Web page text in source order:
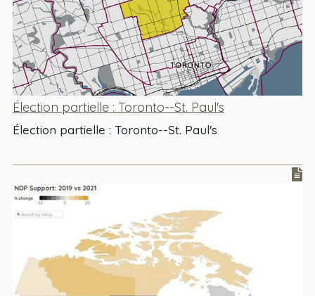
Élection partielle : Toronto--St. Paul's
Élection partielle : Toronto--St. Paul's